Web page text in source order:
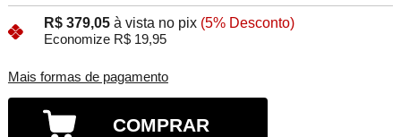
R$ 379,05 à vista no pix (5% Desconto)
Economize R$ 19,95
Mais formas de pagamento
COMPRAR